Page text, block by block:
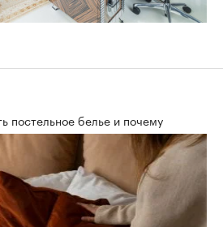
постельное белье и почему